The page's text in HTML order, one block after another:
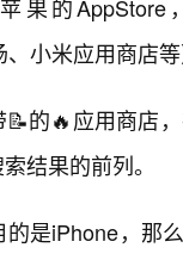
果的
小米应用商店
的🔥应用商店
结果的前列。
是iPhone，那